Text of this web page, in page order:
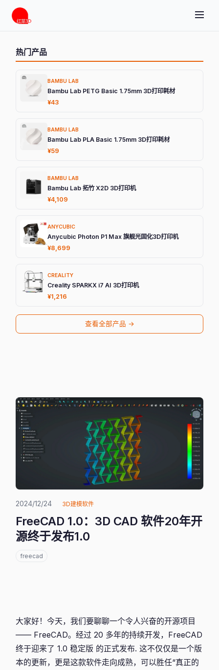
2024/12/24 3D建模软件
FreeCAD 1.0：3D CAD 软件20年开
源终于发布1.0
freecad
大家好！今天，我们要聊聊一个令人兴奋的开源项目
—— FreeCAD。经过 20 多年的持续开发，FreeCAD
终于迎来了 1.0 稳定版 的正式发布. 这不仅仅是一个版
本的更新，更是这款软件走向成熟，可以胜任“真正的
热门产品
BAMBU LAB
Bambu Lab PETG Basic 1.75mm 3D打印耗材
¥43
BAMBU LAB
Bambu Lab PLA Basic 1.75mm 3D打印耗材
¥59
BAMBU LAB
Bambu Lab 拓竹 X2D 3D打印机
¥4,109
ANYCUBIC
Anycubic Photon P1 Max 旗舰光固化3D打印机
¥8,699
CREALITY
Creality SPARKX i7 AI 3D打印机
¥1,216
查看全部产品 →